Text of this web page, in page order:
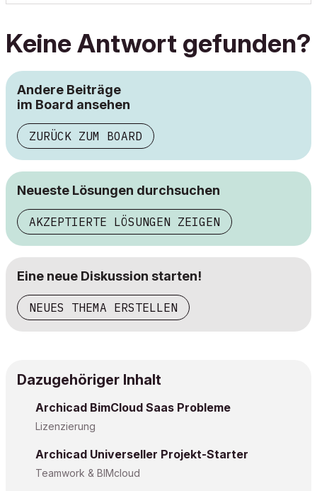
Keine Antwort gefunden?
Andere Beiträge
im Board ansehen
ZURÜCK ZUM BOARD
Neueste Lösungen durchsuchen
AKZEPTIERTE LÖSUNGEN ZEIGEN
Eine neue Diskussion starten!
NEUES THEMA ERSTELLEN
Dazugehöriger Inhalt
Archicad BimCloud Saas Probleme
Lizenzierung
Archicad Universeller Projekt-Starter
Teamwork & BIMcloud